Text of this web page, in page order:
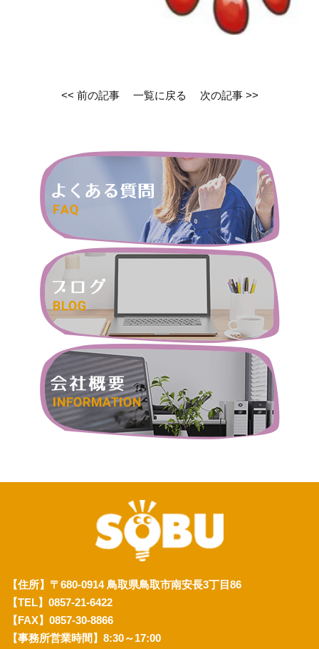
<< 前の記事 一覧に戻る 次の記事 >>
【住所】〒680-0914 鳥取県鳥取市南安長3丁目86
【TEL】0857-21-6422
【FAX】0857-30-8866
【事務所営業時間】8:30～17:00